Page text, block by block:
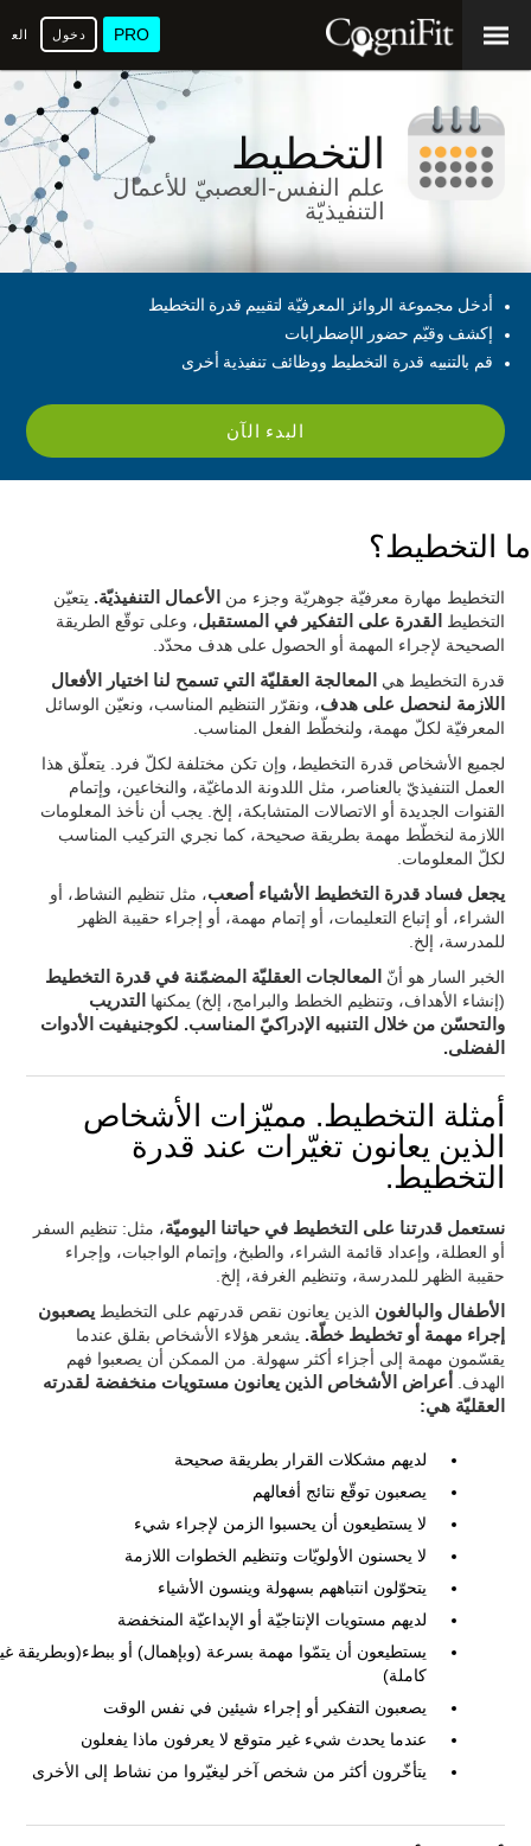
PRO دخول
التخطيط
علم النفس-العصبيّ للأعمال
التنفيذيّة
أدخل مجموعة الروائز المعرفيّة لتقييم قدرة التخطيط
إكشف وقيّم حضور الإضطرابات
قم بالتنبيه قدرة التخطيط ووظائف تنفيذية أخرى
البدء الآن
ما التخطيط؟
التخطيط مهارة معرفيّة جوهريّة وجزء من الأعمال التنفيذيّة. يتعيّن
التخطيط
القدرة على التفكير في المستقبل، وعلى توقّع الطريقة
الصحيحة لإجراء المهمة أو الحصول على هدف محدّد.
قدرة التخطيط هي
المعالجة العقليّة التي تسمح لنا اختيار الأفعال
اللازمة لنحصل على هدف، ونقرّر التنظيم المناسب، ونعيّن الوسائل
المعرفيّة لكلّ مهمة، ولنخطّط الفعل المناسب.
لجميع الأشخاص قدرة التخطيط، وإن تكن مختلفة لكلّ فرد. يتعلّق هذا
العمل التنفيذيّ بالعناصر، مثل اللدونة الدماغيّة، والنخاعين، وإتمام
القنوات الجديدة أو الاتصالات المتشابكة، إلخ. يجب أن نأخذ المعلومات
اللازمة لنخطّط مهمة بطريقة صحيحة، كما نجري التركيب المناسب
لكلّ المعلومات.
يجعل فساد قدرة التخطيط الأشياء أصعب، مثل تنظيم النشاط، أو
الشراء، أو إتباع التعليمات، أو إتمام مهمة، أو إجراء حقيبة الظهر
للمدرسة، إلخ.
الخبر السار هو أنّ
المعالجات العقليّة المضمّنة في قدرة التخطيط
(إنشاء الأهداف، وتنظيم الخطط والبرامج، إلخ) يمكنها
التدريب
والتحسّن من خلال التنبيه الإدراكيّ المناسب. لكوجنيفيت الأدوات
الفضلى.
أمثلة التخطيط. مميّزات الأشخاص
الذين يعانون تغيّرات عند قدرة
التخطيط.
نستعمل قدرتنا على التخطيط في حياتنا اليوميّة، مثل: تنظيم السفر
أو العطلة، وإعداد قائمة الشراء، والطبخ، وإتمام الواجبات، وإجراء
حقيبة الظهر للمدرسة، وتنظيم الغرفة، إلخ.
الأطفال والبالغون الذين يعانون نقص قدرتهم على التخطيطيصعبون
إجراء مهمة أو تخطيط خطّة. يشعر هؤلاء الأشخاص بقلق عندما
يقسّمون مهمة إلى أجزاء أكثر سهولة. من الممكن أن يصعبوا فهم
الهدف.
أعراض الأشخاص الذين يعانون مستويات منخفضة لقدرته
العقليّة هي:
لديهم مشكلات القرار بطريقة صحيحة
يصعبون توقّع نتائج أفعالهم
لا يستطيعون أن يحسبوا الزمن لإجراء شيء
لا يحسنون الأولويّات وتنظيم الخطوات اللازمة
يتحوّلون انتباههم بسهولة وينسون الأشياء
لديهم مستويات الإنتاجيّة أو الإبداعيّة المنخفضة
يستطيعون أن يتمّوا مهمة بسرعة (وبإهمال) أو ببطء(وبطريقة
كاملة)
يصعبون التفكير أو إجراء شيئين في نفس الوقت
عندما يحدث شيء غير متوقع لا يعرفون ماذا يفعلون
يتأخّرون أكثر من شخص آخر ليغيّروا من نشاط إلى الأخرى